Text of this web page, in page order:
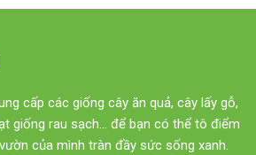
cấp các giống cây ăn quả, cây lấy gỗ,
giống rau sạch... để bạn có thể tô điểm
của mình tràn đầy sức sống xanh.